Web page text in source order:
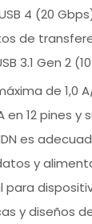
4 (20
de
3.1 Gen 2
de 1,0
12 pines y
es
y
para
y diseños